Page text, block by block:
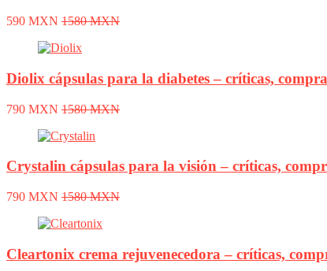
590 MXN 1580 MXN
Diolix cápsulas para la diabetes – críticas,
790 MXN 1580 MXN
Crystalin cápsulas para la visión – críticas,
790 MXN 1580 MXN
Cleartonix crema rejuvenecedora – críticas,